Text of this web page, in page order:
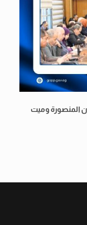
المنصورة وميت